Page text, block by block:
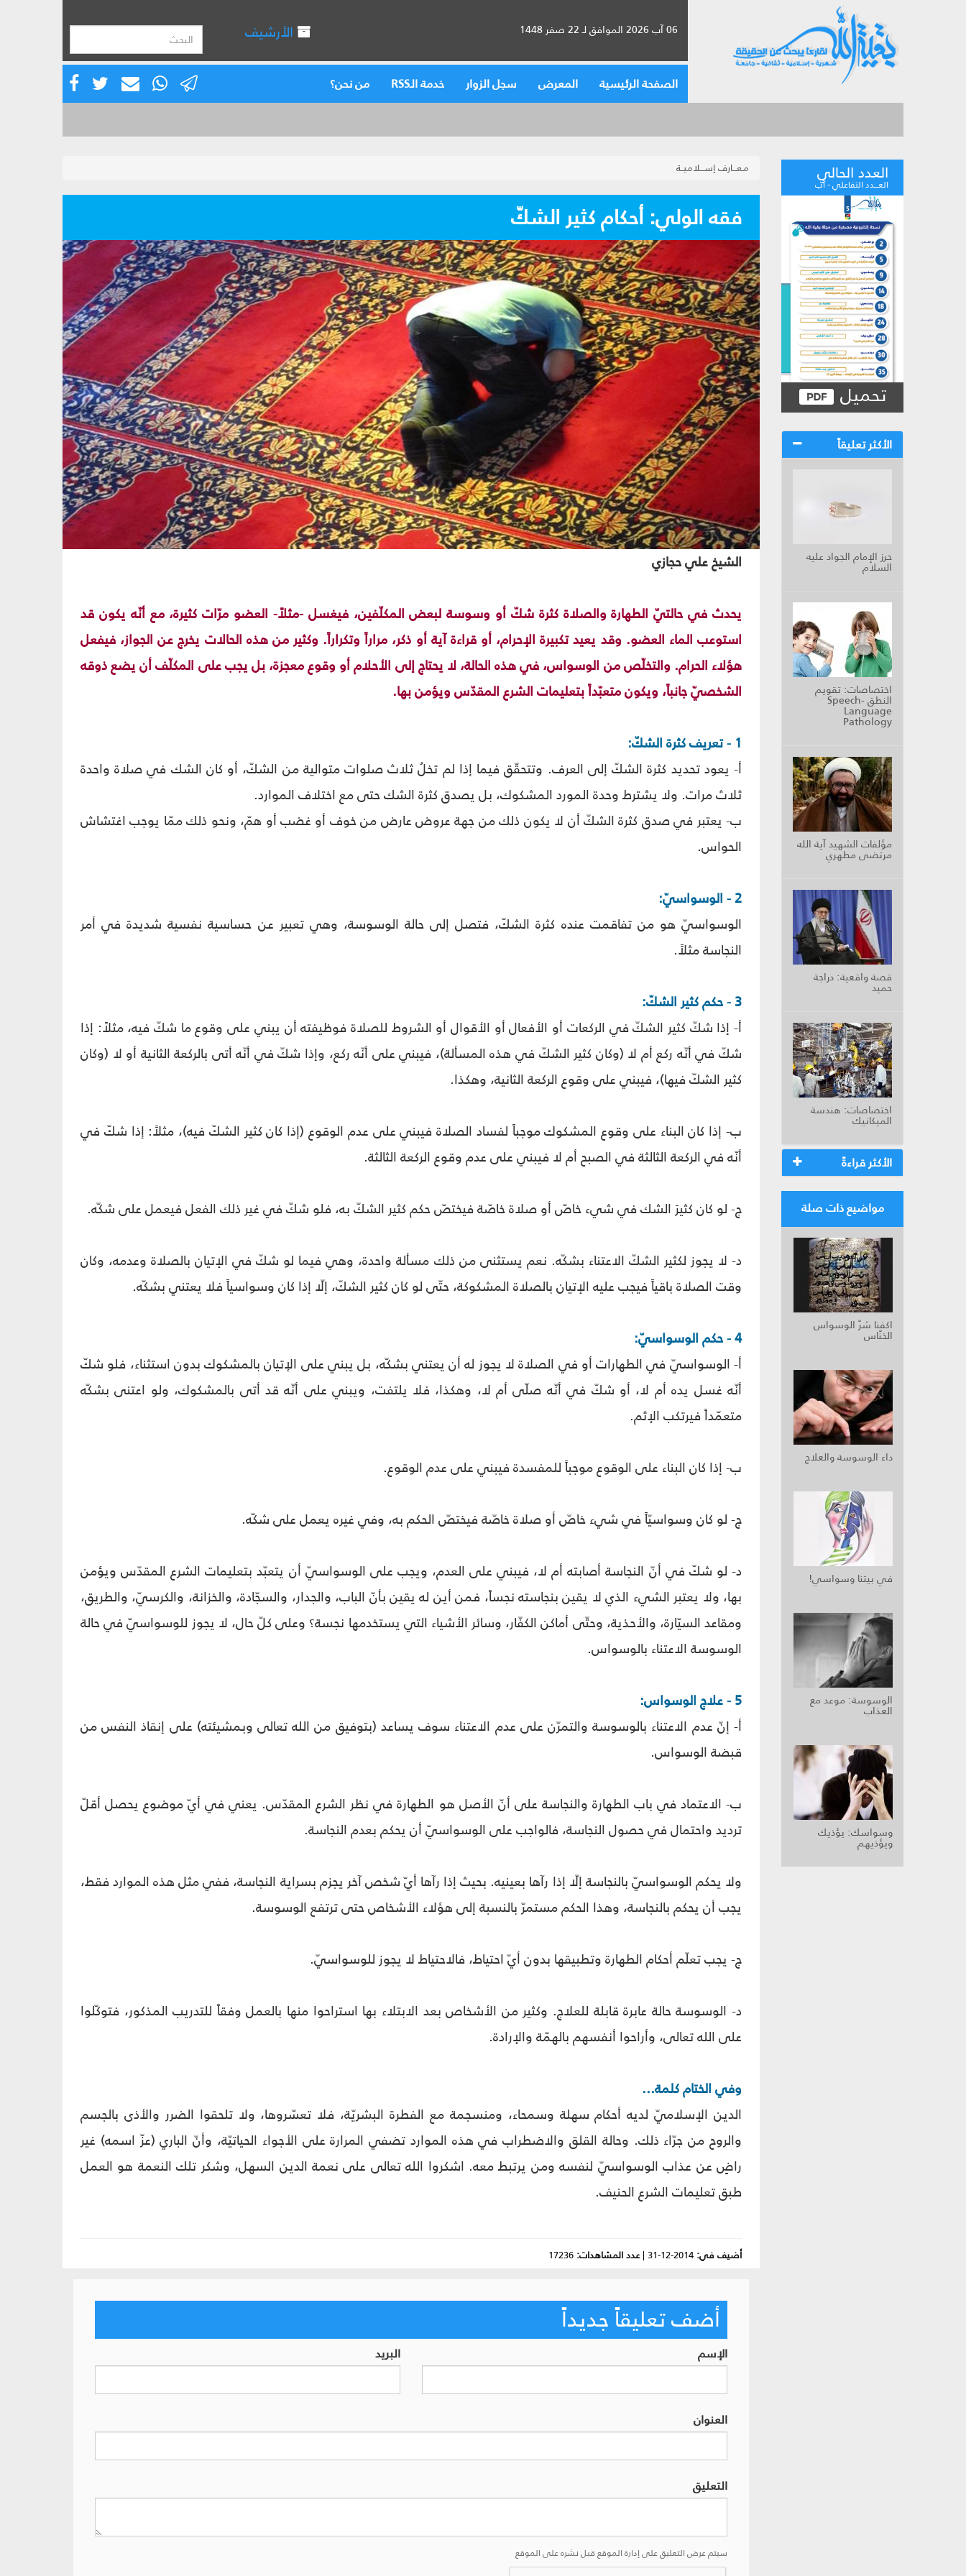
06 آب 2026 الموافق لـ 22 صفر 1448 الأرشيف
الصفحة الرئيسية المعرض سجل الزوار خدمة الـRSS من نحن؟
العدد الحالي
العـــدد التفاعلي - آب
تحميل
الأكثر تعليقاً
حرز الإمام الجواد عليه
السلام
اختصاصات: تقويم
النطق Speech-
Language
Pathology
مؤلفات الشهيد آية الله
مرتضى مطهري
قصة واقعية: دراجة
حميد
اختصاصات: هندسة
الميكانيك
الأكثر قراءةً
مواضيع ذات صلة
اكفنا شرّ الوسواس
الخنّاس
داء الوسوسة والعلاج
في بيتنا وسواسي!
الوسوسة: موعد مع
العذاب
وسواسك: يؤذيك
ويؤذيهم
مـعـــارف إســـلاميــة
فقه الولي: أحكام كثير الشكّ
الشيخ علي حجازي
يحدث في حالتيّ الطهارة والصلاة كثرة شكّ أو وسوسة لبعض المكلّفين، فيغسل -مثلاً- العضو مرّات كثيرة، مع أنّه يكون قد
استوعب الماء العضو. وقد يعيد تكبيرة الإحرام، أو قراءة آية أو ذكر، مراراً وتكراراً. وكثير من هذه الحالات يخرج عن الجواز، فيفعل
هؤلاء الحرام. والتخلّص من الوسواس، في هذه الحالة، لا يحتاج إلى الأحلام أو وقوع معجزة، بل يجب على المكلّف أن يضع ذوقه
الشخصيّ جانباً، ويكون متعبّداً بتعليمات الشرع المقدّس ويؤمن بها.
1 - تعريف كثرة الشكّ:
أ- يعود تحديد كثرة الشكّ إلى العرف. وتتحقّق فيما إذا لم تخلُ ثلاث صلوات متوالية من الشكّ، أو كان الشك في صلاة واحدة
ثلاث مرات. ولا يشترط وحدة المورد المشكوك، بل يصدق كثرة الشك حتى مع اختلاف الموارد.
ب- يعتبر في صدق كثرة الشكّ أن لا يكون ذلك من جهة عروض عارض من خوف أو غضب أو همّ، ونحو ذلك ممّا يوجب اغتشاش
الحواس.
2 - الوسواسيّ:
الوسواسيّ هو من تفاقمت عنده كثرة الشكّ، فتصل إلى حالة الوسوسة، وهي تعبير عن حساسية نفسية شديدة في أمر
النجاسة مثلاً.
3 - حكم كثير الشكّ:
أ- إذا شكّ كثير الشكّ في الركعات أو الأفعال أو الأقوال أو الشروط للصلاة فوظيفته أن يبني على وقوع ما شكّ فيه، مثلاً: إذا
شكّ في أنّه ركع أم لا (وكان كثير الشكّ في هذه المسألة)، فيبني على أنّه ركع، وإذا شكّ في أنّه أتى بالركعة الثانية أو لا (وكان
كثير الشكّ فيها)، فيبني على وقوع الركعة الثانية، وهكذا.
ب- إذا كان البناء على وقوع المشكوك موجباً لفساد الصلاة فيبني على عدم الوقوع (إذا كان كثير الشكّ فيه)، مثلاً: إذا شكّ في
أنّه في الركعة الثالثة في الصبح أم لا فيبني على عدم وقوع الركعة الثالثة.
ج- لو كان كثيرَ الشك في شيء خاصّ أو صلاة خاصّة فيختصّ حكم كثير الشكّ به، فلو شكّ في غير ذلك الفعل فيعمل على شكّه.
د- لا يجوز لكثير الشكّ الاعتناء بشكّه. نعم يستثنى من ذلك مسألة واحدة، وهي فيما لو شكّ في الإتيان بالصلاة وعدمه، وكان
وقت الصلاة باقياً فيجب عليه الإتيان بالصلاة المشكوكة، حتّى لو كان كثير الشكّ، إلّا إذا كان وسواسياً فلا يعتني بشكّه.
4 - حكم الوسواسيّ:
أ- الوسواسيّ في الطهارات أو في الصلاة لا يجوز له أن يعتني بشكّه، بل يبني على الإتيان بالمشكوك بدون استثناء، فلو شكّ
أنّه غسل يده أم لا، أو شكّ في أنّه صلّى أم لا، وهكذا، فلا يلتفت، ويبني على أنّه قد أتى بالمشكوك، ولو اعتنى بشكّه
متعمّداً فيرتكب الإثم.
ب- إذا كان البناء على الوقوع موجباً للمفسدة فيبني على عدم الوقوع.
ج- لو كان وسواسيّاً في شيء خاصّ أو صلاة خاصّة فيختصّ الحكم به، وفي غيره يعمل على شكّه.
د- لو شكّ في أنّ النجاسة أصابته أم لا، فيبني على العدم، ويجب على الوسواسيّ أن يتعبّد بتعليمات الشرع المقدّس ويؤمن
بها، ولا يعتبر الشيء الذي لا يقين بنجاسته نجساً، فمن أين له يقين بأنّ الباب، والجدار، والسجّادة، والخزانة، والكرسيّ، والطريق،
ومقاعد السيّارة، والأحذية، وحتّى أماكن الكفّار، وسائر الأشياء التي يستخدمها نجسة؟ وعلى كلّ حال، لا يجوز للوسواسيّ في حالة
الوسوسة الاعتناء بالوسواس.
5 - علاج الوسواس:
أ- إنّ عدم الاعتناء بالوسوسة والتمرّن على عدم الاعتناء سوف يساعد (بتوفيق من الله تعالى وبمشيئته) على إنقاذ النفس من
قبضة الوسواس.
ب- الاعتماد في باب الطهارة والنجاسة على أنّ الأصل هو الطهارة في نظر الشرع المقدّس. يعني في أيّ موضوع يحصل أقلّ
ترديد واحتمال في حصول النجاسة، فالواجب على الوسواسيّ أن يحكم بعدم النجاسة.
ولا يحكم الوسواسيّ بالنجاسة إلّا إذا رآها بعينيه. بحيث إذا رآها أيّ شخص آخر يجزم بسراية النجاسة، ففي مثل هذه الموارد فقط،
يجب أن يحكم بالنجاسة، وهذا الحكم مستمرّ بالنسبة إلى هؤلاء الأشخاص حتى ترتفع الوسوسة.
ج- يجب تعلّم أحكام الطهارة وتطبيقها بدون أيّ احتياط، فالاحتياط لا يجوز للوسواسيّ.
د- الوسوسة حالة عابرة قابلة للعلاج. وكثير من الأشخاص بعد الابتلاء بها استراحوا منها بالعمل وفقاً للتدريب المذكور، فتوكّلوا
على الله تعالى، وأراحوا أنفسهم بالهمّة والإرادة.
وفي الختام كلمة...
الدين الإسلاميّ لديه أحكام سهلة وسمحاء، ومنسجمة مع الفطرة البشريّة، فلا تعسّروها، ولا تلحقوا الضرر والأذى بالجسم
والروح من جرّاء ذلك. وحالة القلق والاضطراب في هذه الموارد تضفي المرارة على الأجواء الحياتيّة، وأنّ الباري (عزّ اسمه) غير
راضٍ عن عذاب الوسواسيّ لنفسه ومن يرتبط معه. اشكروا الله تعالى على نعمة الدين السهل، وشكر تلك النعمة هو العمل
طبق تعليمات الشرع الحنيف.
أضيف في: 2014-12-31
|عدد المشاهدات: 17236
أضف تعليقاً جديداً
الإسم البريد
العنوان
التعليق
سيتم عرض التعليق على إدارة الموقع قبل نشره على الموقع